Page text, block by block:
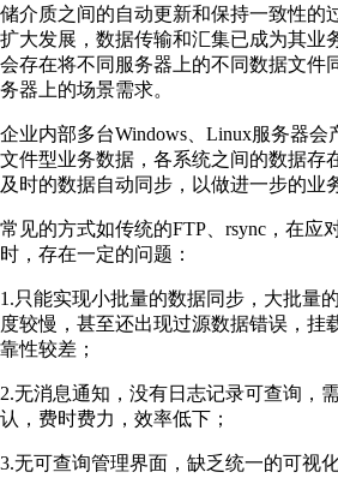
储介质之间的自动更新和保持一致性的
扩大发展，数据传输和汇集已成为其业
会存在将不同服务器上的不同数据文件
务器上的场景需求。
企业内部多台Windows、Linux服务器会
文件型业务数据，各系统之间的数据存
及时的数据自动同步，以做进一步的业
常见的方式如传统的FTP、rsync，在应
时，存在一定的问题：
1.只能实现小批量的数据同步，大批量
度较慢，甚至还出现过源数据错误，挂
靠性较差；
2.无消息通知，没有日志记录可查询，
认，费时费力，效率低下；
3.无可查询管理界面，缺乏统一的可视